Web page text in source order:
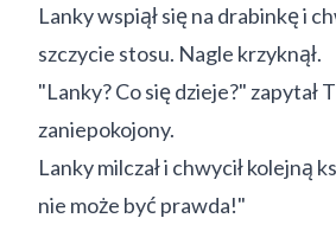
Lanky wspiął się na drabinkę i
szczycie stosu. Nagle krzyknął.
"Lanky? Co się dzieje?" zapytał
zaniepokojony.
Lanky milczał i chwycił kolejną
nie może być prawda!"